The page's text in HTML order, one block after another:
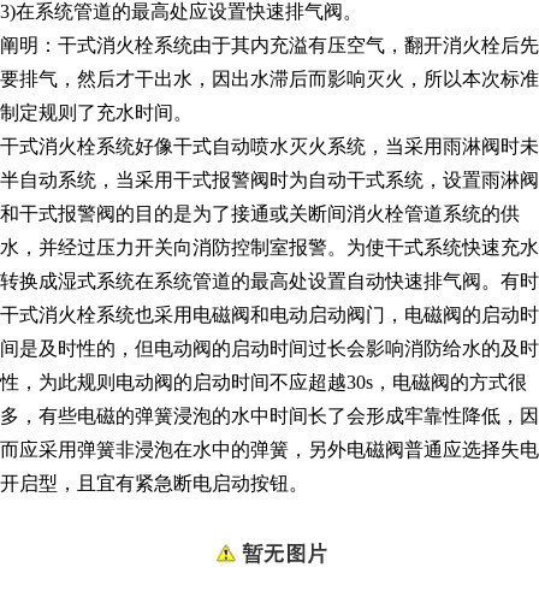
3)在系统管道的最高处应设置快速排气阀。
阐明：干式消火栓系统由于其内充溢有压空气，翻开消火栓后先
要排气，然后才干出水，因出水滞后而影响灭火，所以本次标准
制定规则了充水时间。
干式消火栓系统好像干式自动喷水灭火系统，当采用雨淋阀时未
半自动系统，当采用干式报警阀时为自动干式系统，设置雨淋阀
和干式报警阀的目的是为了接通或关断间消火栓管道系统的供
水，并经过压力开关向消防控制室报警。为使干式系统快速充水
转换成湿式系统在系统管道的最高处设置自动快速排气阀。有时
干式消火栓系统也采用电磁阀和电动启动阀门，电磁阀的启动时
间是及时性的，但电动阀的启动时间过长会影响消防给水的及时
性，为此规则电动阀的启动时间不应超越30s，电磁阀的方式很
多，有些电磁的弹簧浸泡的水中时间长了会形成牢靠性降低，因
而应采用弹簧非浸泡在水中的弹簧，另外电磁阀普通应选择失电
开启型，且宜有紧急断电启动按钮。